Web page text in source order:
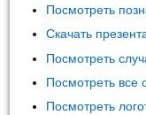
Посмотреть
Скачать
Посмотреть
Посмотреть все
Посмотреть